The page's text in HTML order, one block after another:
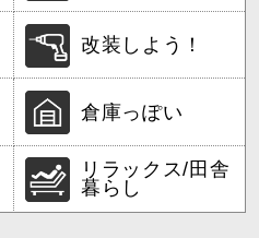
改装しよう！
倉庫っぽい
リラックス/田舎
暮らし